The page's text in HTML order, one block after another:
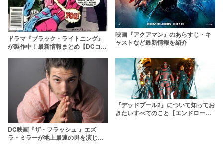
ドラマ『ブラック・ライトニング』
が製作中！最新情報まとめ【DCコミ
映画『アクアマン』のあらすじ・キ
ャストなど最新情報を紹介
DC映画『ザ・フラッシュ 』エズ
ラ・ミラーが地上最速の男を演じ
『デッドプール2』について知ってお
きたいすべてのこと【エンドロール